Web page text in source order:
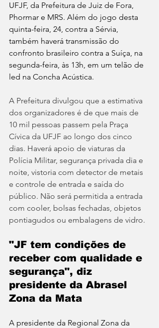
UFJF, da Prefeitura de Juiz de Fora,
Phormar e MRS. Além do jogo desta
quinta-feira, 24, contra a Sérvia,
também haverá transmissão do
confronto brasileiro contra a Suíça, na
segunda-feira, às 13h, em um telão de
led na Concha Acústica.
A Prefeitura divulgou que a estimativa
dos organizadores é de que mais de
10 mil pessoas passem pela Praça
Cívica da UFJF ao longo dos cinco
dias. Haverá apoio de viaturas da
Polícia Militar, segurança privada dia e
noite, vistoria com detector de metais
e controle de entrada e saída do
público. Não será permitida a entrada
com cooler, bolsas fechadas, objetos
pontiagudos ou embalagens de vidro.
"JF tem condições de
receber com qualidade e
segurança", diz
presidente da Abrasel
Zona da Mata
A presidente da Regional Zona da